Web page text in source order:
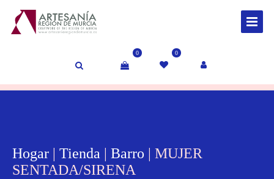
0 0
Hogar Tienda Barro | MUJER
SENTADA/SIRENA